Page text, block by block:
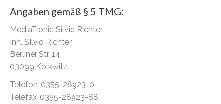
Angaben gemäß § 5 TMG:
MediaTronic Silvio Richter
Inh. SIlvio Richter
Berliner Str. 14
03099 Kolkwitz
Telefon: 0355-28923-0
Telefax: 0355-28923-88